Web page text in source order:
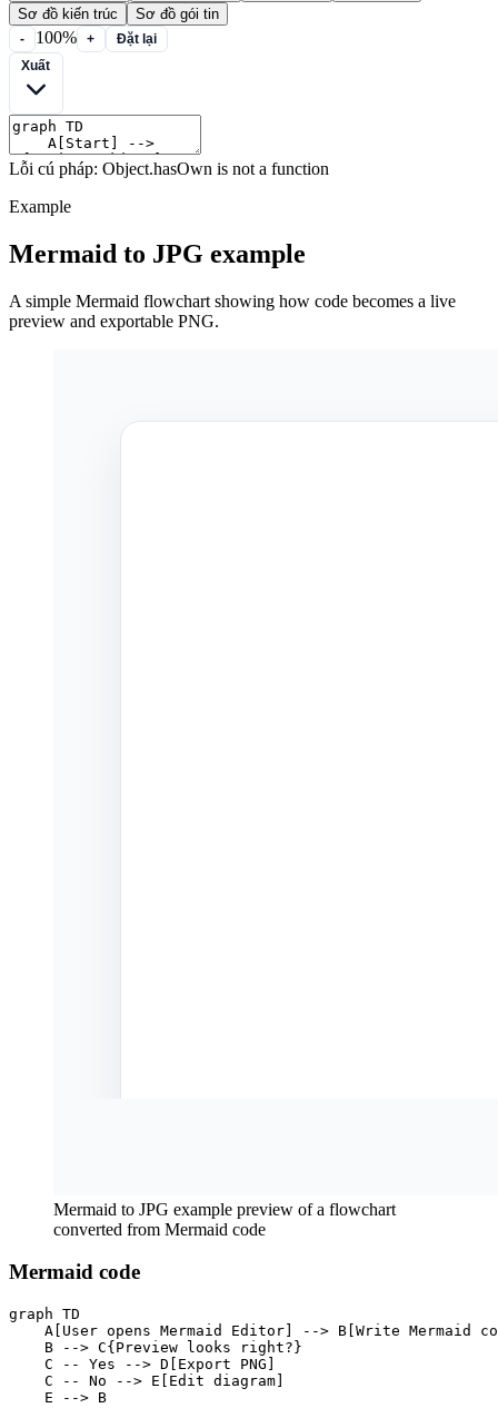
Sơ đồ kiến trúc
Sơ đồ gói tin
- 100% +
Đặt lại
Lỗi cú pháp: Object.hasOwn is not a function
Example
Mermaid to JPG example
A simple Mermaid flowchart showing how code becomes a live
preview and exportable PNG.
Mermaid to JPG example preview of a flowchart
converted from Mermaid code
Mermaid code
graph TD
A[User opens Mermaid Editor] --> B[Write Mermaid
    B --> C{Preview looks right?}
    C -- Yes --> D[Export PNG]
    C -- No --> E[Edit diagram]
    E --> B